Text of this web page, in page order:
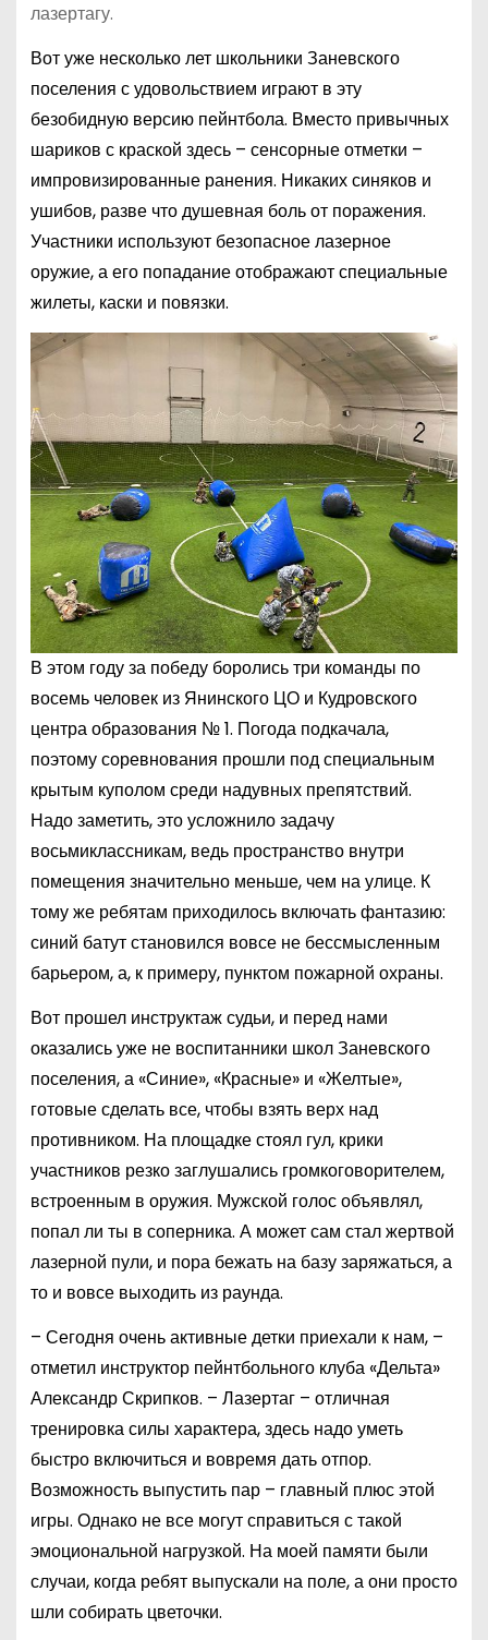
лазертагу.
Вот уже несколько лет школьники Заневского
поселения с удовольствием играют в эту
безобидную версию пейнтбола. Вместо привычных
шариков с краской здесь – сенсорные отметки –
импровизированные ранения. Никаких синяков и
ушибов, разве что душевная боль от поражения.
Участники используют безопасное лазерное
оружие, а его попадание отображают специальные
жилеты, каски и повязки.
В этом году за победу боролись три команды по
восемь человек из Янинского ЦО и Кудровского
центра образования № 1. Погода подкачала,
поэтому соревнования прошли под специальным
крытым куполом среди надувных препятствий.
Надо заметить, это усложнило задачу
восьмиклассникам, ведь пространство внутри
помещения значительно меньше, чем на улице. К
тому же ребятам приходилось включать фантазию:
синий батут становился вовсе не бессмысленным
барьером, а, к примеру, пунктом пожарной охраны.
Вот прошел инструктаж судьи, и перед нами
оказались уже не воспитанники школ Заневского
поселения, а «Синие», «Красные» и «Желтые»,
готовые сделать все, чтобы взять верх над
противником. На площадке стоял гул, крики
участников резко заглушались громкоговорителем,
встроенным в оружия. Мужской голос объявлял,
попал ли ты в соперника. А может сам стал жертвой
лазерной пули, и пора бежать на базу заряжаться, а
то и вовсе выходить из раунда.
– Сегодня очень активные детки приехали к нам, –
отметил инструктор пейнтбольного клуба «Дельта»
Александр Скрипков. – Лазертаг – отличная
тренировка силы характера, здесь надо уметь
быстро включиться и вовремя дать отпор.
Возможность выпустить пар – главный плюс этой
игры. Однако не все могут справиться с такой
эмоциональной нагрузкой. На моей памяти были
случаи, когда ребят выпускали на поле, а они просто
шли собирать цветочки.